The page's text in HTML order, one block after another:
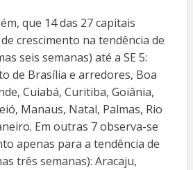
que 14 das 27 capitais
crescimento na tendência de
seis semanas) até a SE 5:
de Brasília e arredores, Boa
Cuiabá, Curitiba, Goiânia,
Manaus, Natal, Palmas, Rio
Em outras 7 observa-se
apenas para a tendência de
três semanas): Aracaju,